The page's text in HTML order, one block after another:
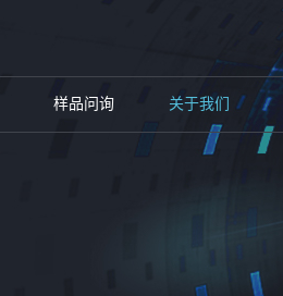
样品问询 关于我们